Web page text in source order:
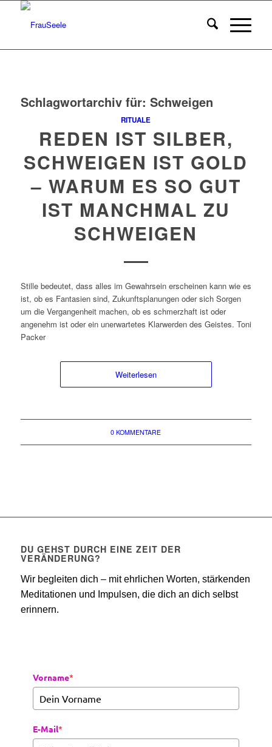
Schlagwortarchiv für: Schweigen
RITUALE
REDEN IST SILBER,
SCHWEIGEN IST GOLD
– WARUM ES SO GUT
IST MANCHMAL ZU
SCHWEIGEN
Stille bedeutet, dass alles im Gewahrsein erscheinen kann wie es
ist, ob es Fantasien sind, Zukunftsplanungen oder sich Sorgen
um die Vergangenheit machen, ob es schmerzhaft ist oder
angenehm ist oder ein unerwartetes Klarwerden des Geistes. Toni
Packer
Weiterlesen
0 KOMMENTARE
DU GEHST DURCH EINE ZEIT DER
VERÄNDERUNG?
Wir begleiten dich – mit ehrlichen Worten, stärkenden
Meditationen und Impulsen, die dich an dich selbst
erinnern.
Vorname*
E-Mail*